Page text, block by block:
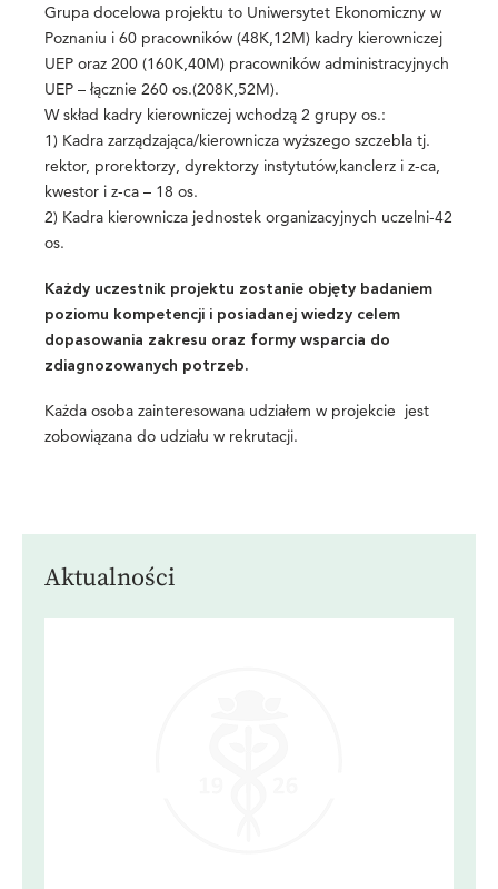
Grupa docelowa projektu to Uniwersytet Ekonomiczny w
Poznaniu i 60 pracowników (48K,12M) kadry kierowniczej
UEP oraz 200 (160K,40M) pracowników administracyjnych
UEP – łącznie 260 os.(208K,52M).
W skład kadry kierowniczej wchodzą 2 grupy os.:
1) Kadra zarządzająca/kierownicza wyższego szczebla tj.
rektor, prorektorzy, dyrektorzy instytutów,kanclerz i z-ca,
kwestor i z-ca – 18 os.
2) Kadra kierownicza jednostek organizacyjnych uczelni-42
os.
Każdy uczestnik projektu zostanie objęty badaniem
poziomu kompetencji i posiadanej wiedzy celem
dopasowania zakresu oraz formy wsparcia do
zdiagnozowanych potrzeb.
Każda osoba zainteresowana udziałem w projekcie jest
zobowiązana do udziału w rekrutacji.
Aktualności